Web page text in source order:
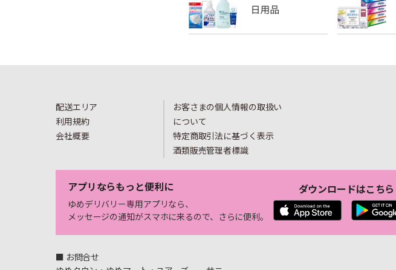
配送エリア
利用規約
会社概要
お客さまの個人情報の取扱い
について
特定商取引法に基づく表示
酒類販売管理者標識
アプリならもっと便利に
ゆめデリバリー専用アプリなら、
メッセージの通知がスマホに来るので、さらに便利。
ダウンロードはこちら
■ お問合せ